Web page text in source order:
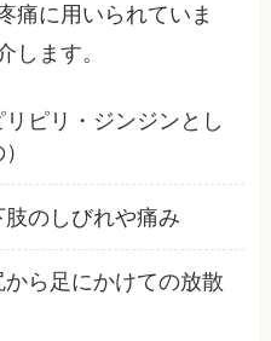
痛に用いられていま
します。
ピリ・ジンジンとし
のしびれや痛み
ら足にかけての放散